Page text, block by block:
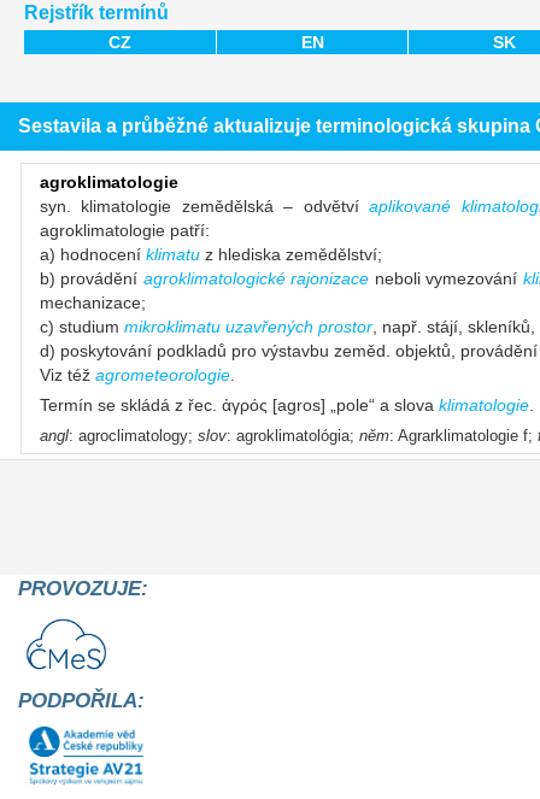
Rejstřík termínů
CZ EN SK
Sestavila a průběžné aktualizuje terminologická
agroklimatologie
syn. klimatologie zemědělská – odvětvíaplikované
agroklimatologie patří:
a) hodnocení klimatu z hlediska zemědělství;
b) provádění agroklimatologické rajonizace neboli vymezování
mechanizace;
c) studium mikroklimatu uzavřených prostor , např. stájí,
d) poskytování podkladů pro výstavbu zeměd. objektů,
Viz též agrometeorologie
Termín se skládá z řec. ἀγρός [agros] „pole“ a slova klimatologie
angl: agroclimatology; slov: agroklimatológia; něm: Agrarklimatologie f;
PROVOZUJE:
PODPOŘILA: